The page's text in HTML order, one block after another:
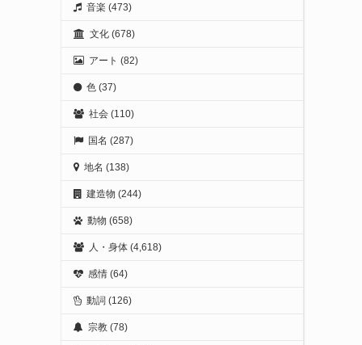
音楽 (473)
文化 (678)
アート (82)
色 (37)
社会 (110)
国名 (287)
地名 (138)
建造物 (244)
動物 (658)
人・身体 (4,618)
感情 (64)
動詞 (126)
宗教 (78)